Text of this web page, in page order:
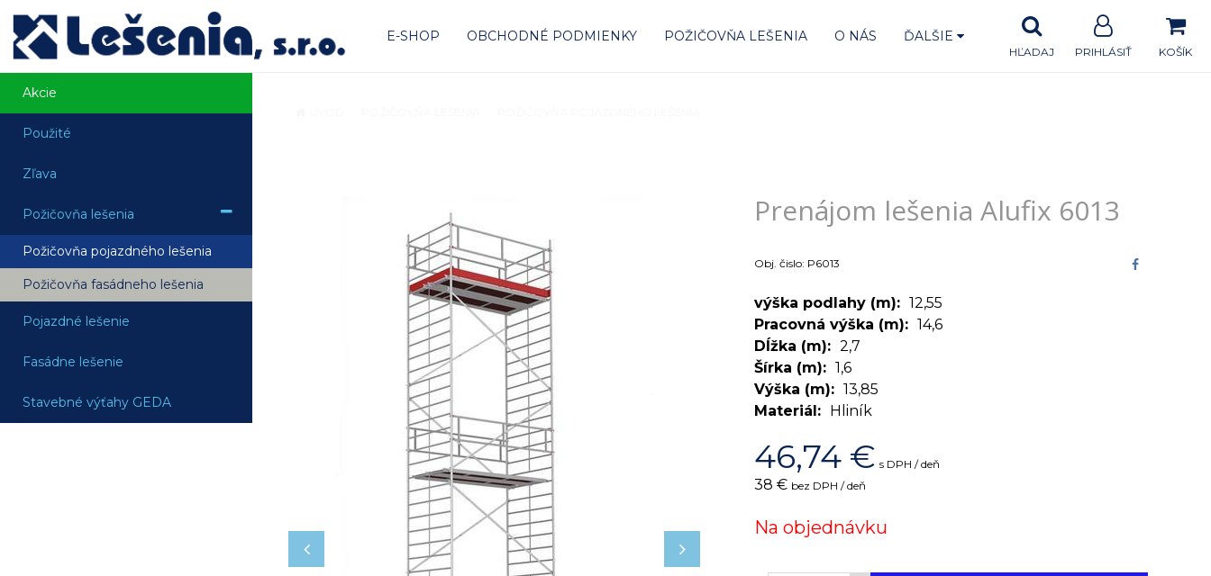
E-SHOP OBCHODNÉ PODMIENKY POŽIČOVŇA LEŠENIA O NÁS ĎALŠIE
KOŠÍK
PRIHLÁSIŤ
HĽADAJ
Akcie
Použité
Zľava
Požičovňa lešenia
Požičovňa pojazdného lešenia
Požičovňa fasádneho lešenia
Pojazdné lešenie
Fasádne lešenie
Stavebné výťahy GEDA
Prenájom lešenia Alufix 6013
Obj. čislo: P6013
výška podlahy (m)
12,55
Pracovná výška (m)
14,6
Dĺžka (m)
2,7
Šírka (m)
1,6
Výška (m)
13,85
Materiál
Hliník
46,74 € s DPH / deň
38 € bez DPH / deň
Na objednávku